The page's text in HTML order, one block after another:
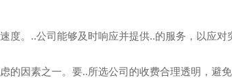
度。..公司能够及时响应并提供..的服务，以应对
的因素之一。要..所选公司的收费合理透明，避免